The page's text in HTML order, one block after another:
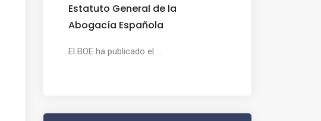
Estatuto General de la
Abogacía Española
El BOE ha publicado el ...